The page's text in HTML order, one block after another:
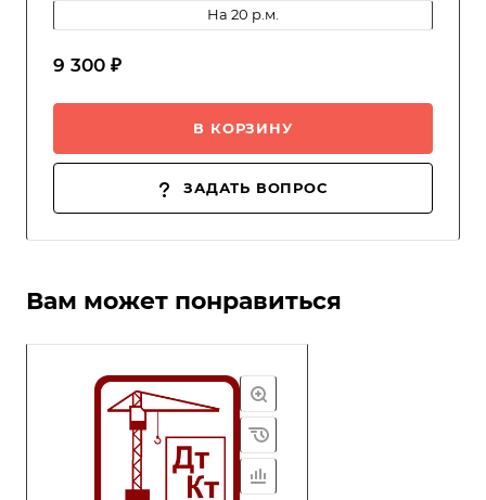
на 20 р.м.
9 300 ₽
В КОРЗИНУ
ЗАДАТЬ ВОПРОС
Вам может понравиться